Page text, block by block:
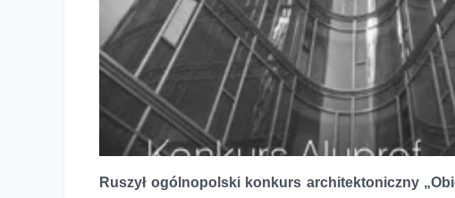
Ruszył ogólnopolski konkurs architektoniczny